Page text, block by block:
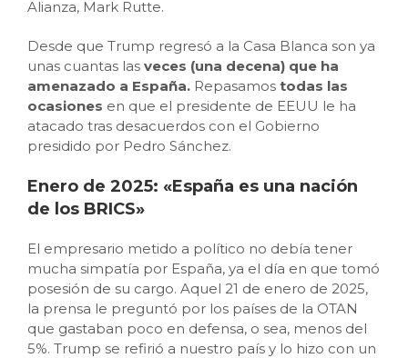
Alianza, Mark Rutte.
Desde que Trump regresó a la Casa Blanca son ya
unas cuantas las veces (una decena) que ha
amenazado a España. Repasamos todas las
ocasiones en que el presidente de EEUU le ha
atacado tras desacuerdos con el Gobierno
presidido por Pedro Sánchez.
Enero de 2025: «España es una nación
de los BRICS»
El empresario metido a político no debía tener
mucha simpatía por España, ya el día en que tomó
posesión de su cargo. Aquel 21 de enero de 2025,
la prensa le preguntó por los países de la OTAN
que gastaban poco en defensa, o sea, menos del
5%. Trump se refirió a nuestro país y lo hizo con un